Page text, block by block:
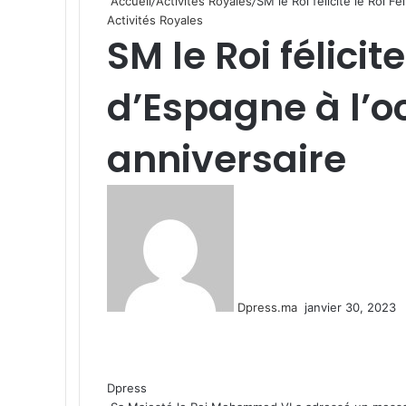
Activités Royales
SM le Roi
d’Espagne à
anniversaire
Dpress.ma janvier 30, 2023
Dpress